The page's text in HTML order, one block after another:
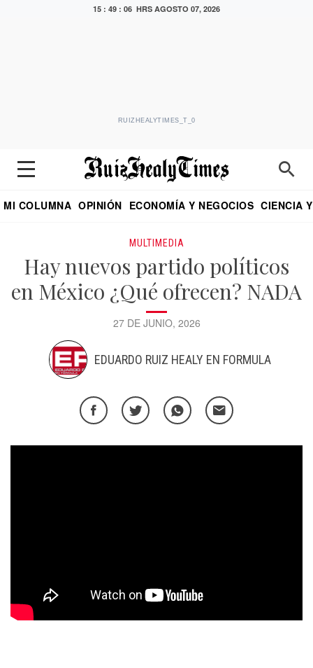
15 : 49 : 07 HRS AGOSTO 07, 2026
RUIZHEALYTIMES_T_0
MI COLUMNA OPINIÓN ECONOMÍA Y NEGOCIOS CIENCIA
MULTIMEDIA
Hay nuevos partido políticos
en México ¿Qué ofrecen? NADA
27 DE JUNIO, 2026
EDUARDO RUIZ HEALY EN FORMULA